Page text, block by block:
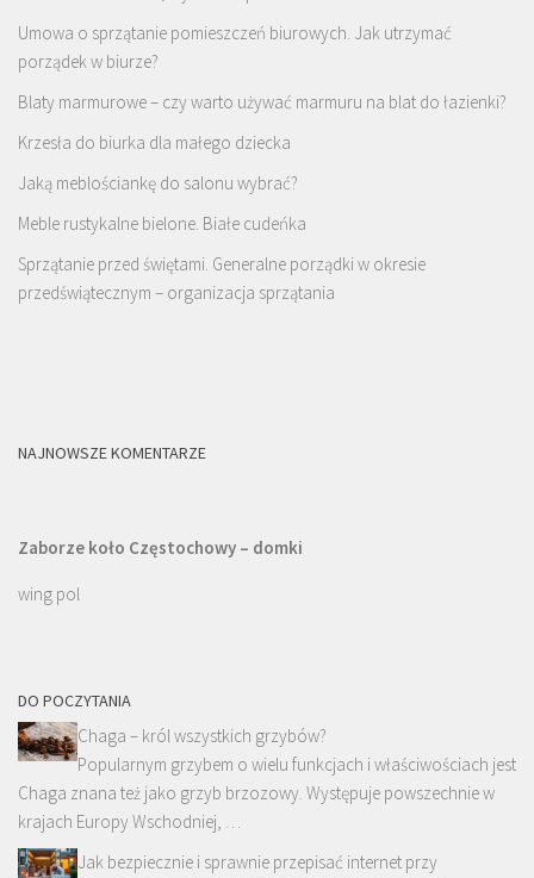
Umowa o sprzątanie pomieszczeń biurowych. Jak utrzymać
porządek w biurze?
Blaty marmurowe – czy warto używać marmuru na blat do łazienki?
Krzesła do biurka dla małego dziecka
Jaką meblościankę do salonu wybrać?
Meble rustykalne bielone. Białe cudeńka
Sprzątanie przed świętami. Generalne porządki w okresie
przedświątecznym – organizacja sprzątania
NAJNOWSZE KOMENTARZE
Zaborze koło Częstochowy – domki
wing pol
DO POCZYTANIA
Chaga – król wszystkich grzybów?
Popularnym grzybem o wielu funkcjach i właściwościach jest
Chaga znana też jako grzyb brzozowy. Występuje powszechnie w
krajach Europy Wschodniej, …
Jak bezpiecznie i sprawnie przepisać internet przy